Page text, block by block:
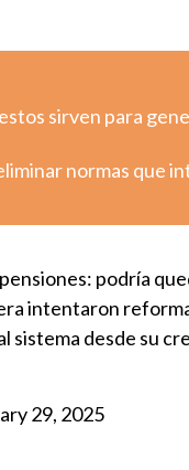
sirven para
normas que
podría
intentaron
sistema desde su
29, 2025